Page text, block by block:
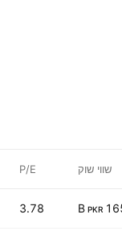
שווי שוק P/E
PKR
3.78